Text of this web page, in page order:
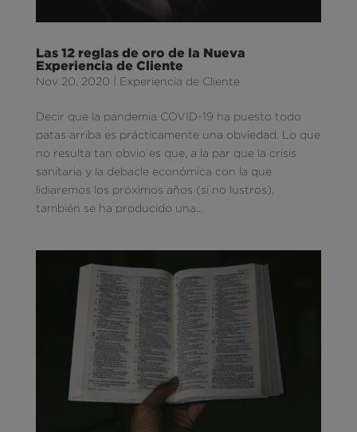
Las 12 reglas de oro de la Nueva
Experiencia de Cliente
Nov 20, 2020 Experiencia de Cliente
Decir que la pandemia COVID-19 ha puesto todo
patas arriba es prácticamente una obviedad. Lo que
no resulta tan obvio es que, a la par que la crisis
sanitaria y la debacle económica con la que
lidiaremos los próximos años (si no lustros),
también se ha producido una...